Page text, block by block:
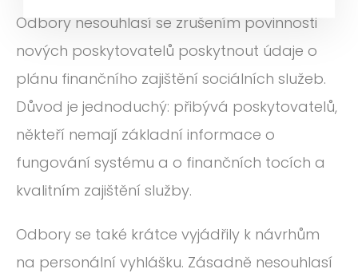
Odbory nesouhlasí se zrušením povinnosti
nových poskytovatelů poskytnout údaje o
plánu finančního zajištění sociálních služeb.
Důvod je jednoduchý: přibývá poskytovatelů,
někteří nemají základní informace o
fungování systému a o finančních tocích a
kvalitním zajištění služby.
Odbory se také krátce vyjádřily k návrhům
na personální vyhlášku. Zásadně nesouhlasí